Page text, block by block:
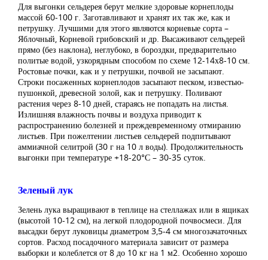
Для выгонки сельдерея берут мелкие здоровые корнеплоды
массой 60-100 г. Заготавливают и хранят их так же, как и
петрушку. Лучшими для этого являются корневые сорта –
Яблочный, Корневой грибовский и др. Высаживают сельдерей
прямо (без наклона), неглубоко, в бороздки, предварительно
политые водой, узкорядным способом по схеме 12-14х8-10 см.
Ростовые почки, как и у петрушки, почвой не засыпают.
Строки посаженных корнеплодов засыпают песком, известью-
пушонкой, древесной золой, как и петрушку. Поливают
растения через 8-10 дней, стараясь не попадать на листья.
Излишняя влажность почвы и воздуха приводит к
распространению болезней и преждевременному отмиранию
листьев. При пожелтении листьев сельдерей подпитывают
аммиачной селитрой (30 г на 10 л воды). Продолжительность
выгонки при температуре +18-20°С – 30-35 суток.
Зеленый лук
Зелень лука выращивают в теплице на стеллажах или в ящиках
(высотой 10-12 см), на легкой плодородной почвосмеси. Для
высадки берут луковицы диаметром 3,5-4 см многозачаточных
сортов. Расход посадочного материала зависит от размера
выборки и колеблется от 8 до 10 кг на 1 м2. Особенно хорошо